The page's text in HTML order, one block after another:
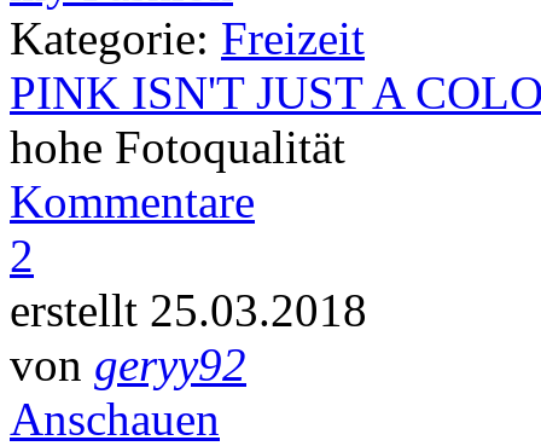
Kategorie: Freizeit
PINK ISN'T JUST A
hohe Fotoqualität
Kommentare
2
erstellt 25.03.2018
von geryy92
Anschauen